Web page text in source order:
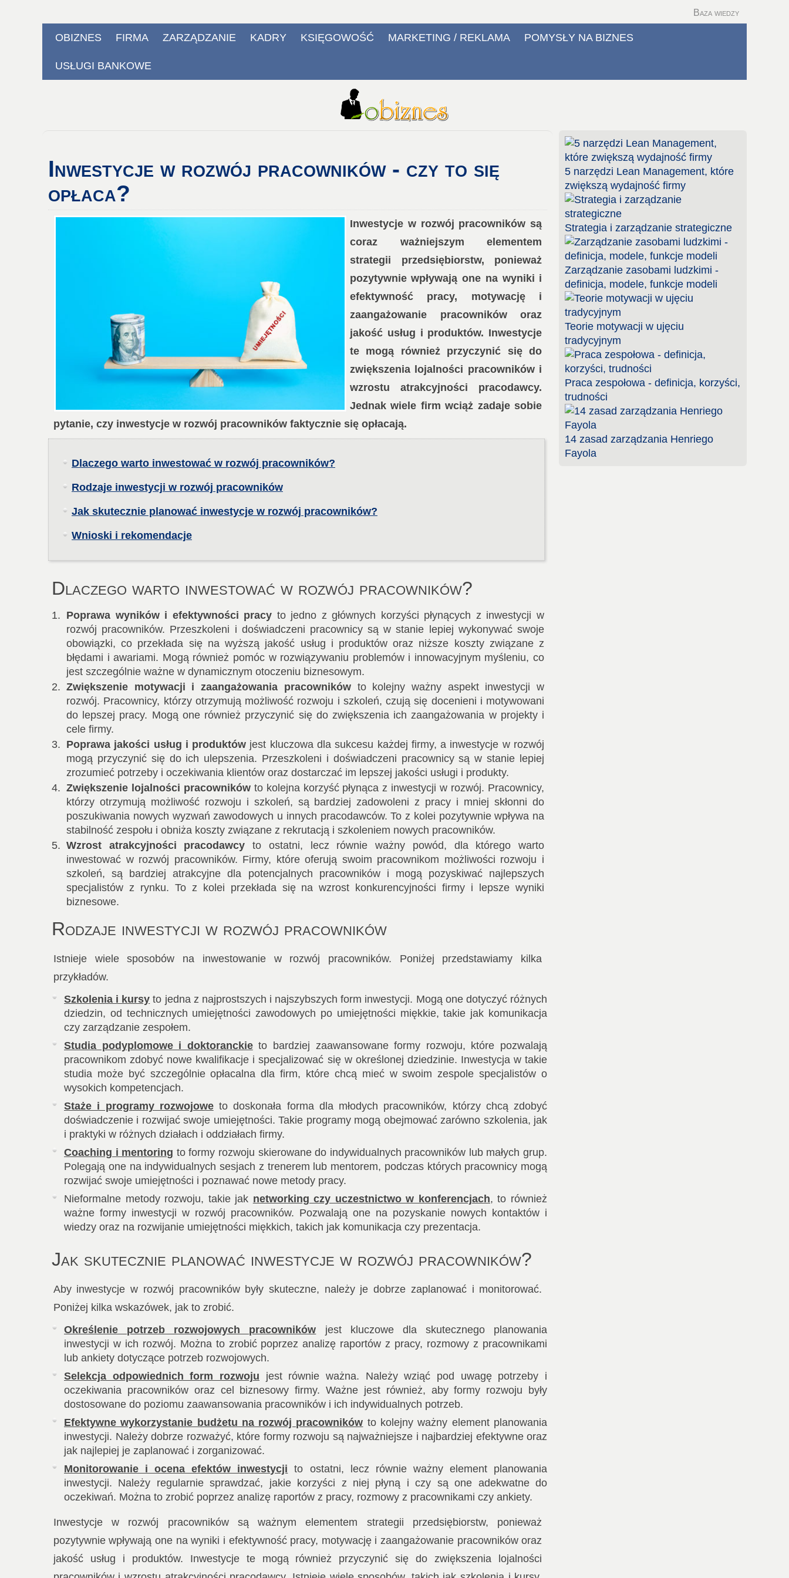
Baza wiedzy
OBIZNES FIRMA ZARZĄDZANIE KADRY KSIĘGOWOŚĆ MARKETING / REKLAMA POMYSŁY NA BIZNES
USŁUGI BANKOWE
Inwestycje w rozwój pracowników - czy to się
opłaca?
Inwestycje w rozwój pracowników są
coraz ważniejszym elementem
strategii przedsiębiorstw, ponieważ
pozytywnie wpływają one na wyniki i
efektywność pracy, motywację i
zaangażowanie pracowników oraz
jakość usług i produktów. Inwestycje
te mogą również przyczynić się do
zwiększenia lojalności pracowników i
wzrostu atrakcyjności pracodawcy.
Jednak wiele firm wciąż zadaje sobie
pytanie, czy inwestycje w rozwój pracowników faktycznie się opłacają.
Dlaczego warto inwestować w rozwój pracowników?
Rodzaje inwestycji w rozwój pracowników
Jak skutecznie planować inwestycje w rozwój pracowników?
Wnioski i rekomendacje
Dlaczego warto inwestować w rozwój pracowników?
Poprawa wyników i efektywności pracy to jedno z głównych korzyści płynących z inwestycji w
rozwój pracowników. Przeszkoleni i doświadczeni pracownicy są w stanie lepiej wykonywać swoje
obowiązki, co przekłada się na wyższą jakość usług i produktów oraz niższe koszty związane z
błędami i awariami. Mogą również pomóc w rozwiązywaniu problemów i innowacyjnym myśleniu, co
jest szczególnie ważne w dynamicznym otoczeniu biznesowym.
Zwiększenie motywacji i zaangażowania pracownikówto kolejny ważny aspekt inwestycji w
rozwój. Pracownicy, którzy otrzymują możliwość rozwoju i szkoleń, czują się docenieni i motywowani
do lepszej pracy. Mogą one również przyczynić się do zwiększenia ich zaangażowania w projekty i
cele firmy.
Poprawa jakości usług i produktów jest kluczowa dla sukcesu każdej firmy, a inwestycje w rozwój
mogą przyczynić się do ich ulepszenia. Przeszkoleni i doświadczeni pracownicy są w stanie lepiej
zrozumieć potrzeby i oczekiwania klientów oraz dostarczać im lepszej jakości usługi i produkty.
Zwiększenie lojalności pracownikówto kolejna korzyść płynąca z inwestycji w rozwój. Pracownicy,
którzy otrzymują możliwość rozwoju i szkoleń, są bardziej zadowoleni z pracy i mniej skłonni do
poszukiwania nowych wyzwań zawodowych u innych pracodawców. To z kolei pozytywnie wpływa na
stabilność zespołu i obniża koszty związane z rekrutacją i szkoleniem nowych pracowników.
Wzrost atrakcyjności pracodawcy to ostatni, lecz równie ważny powód, dla którego warto
inwestować w rozwój pracowników. Firmy, które oferują swoim pracownikom możliwości rozwoju i
szkoleń, są bardziej atrakcyjne dla potencjalnych pracowników i mogą pozyskiwać najlepszych
specjalistów z rynku. To z kolei przekłada się na wzrost konkurencyjności firmy i lepsze wyniki
biznesowe.
Rodzaje inwestycji w rozwój pracowników
Istnieje wiele sposobów na inwestowanie w rozwój pracowników. Poniżej przedstawiamy kilka
przykładów.
Szkolenia i kursy to jedna z najprostszych i najszybszych form inwestycji. Mogą one dotyczyć różnych
dziedzin, od technicznych umiejętności zawodowych po umiejętności miękkie, takie jak komunikacja
czy zarządzanie zespołem.
Studia podyplomowe i doktoranckieto bardziej zaawansowane formy rozwoju, które pozwalają
pracownikom zdobyć nowe kwalifikacje i specjalizować się w określonej dziedzinie. Inwestycja w takie
studia może być szczególnie opłacalna dla firm, które chcą mieć w swoim zespole specjalistów o
wysokich kompetencjach.
Staże i programy rozwojoweto doskonała forma dla młodych pracowników, którzy chcą zdobyć
doświadczenie i rozwijać swoje umiejętności. Takie programy mogą obejmować zarówno szkolenia, jak
i praktyki w różnych działach i oddziałach firmy.
Coaching i mentoring to formy rozwoju skierowane do indywidualnych pracowników lub małych grup.
Polegają one na indywidualnych sesjach z trenerem lub mentorem, podczas których pracownicy mogą
rozwijać swoje umiejętności i poznawać nowe metody pracy.
Nieformalne metody rozwoju, takie jak networking czy uczestnictwo w konferencjach, to również
ważne formy inwestycji w rozwój pracowników. Pozwalają one na pozyskanie nowych kontaktów i
wiedzy oraz na rozwijanie umiejętności miękkich, takich jak komunikacja czy prezentacja.
Jak skutecznie planować inwestycje w rozwój pracowników?
Aby inwestycje w rozwój pracowników były skuteczne, należy je dobrze zaplanować i monitorować.
Poniżej kilka wskazówek, jak to zrobić.
Określenie potrzeb rozwojowych pracowników jest kluczowe dla skutecznego planowania
inwestycji w ich rozwój. Można to zrobić poprzez analizę raportów z pracy, rozmowy z pracownikami
lub ankiety dotyczące potrzeb rozwojowych.
Selekcja odpowiednich form rozwoju jest równie ważna. Należy wziąć pod uwagę potrzeby i
oczekiwania pracowników oraz cel biznesowy firmy. Ważne jest również, aby formy rozwoju były
dostosowane do poziomu zaawansowania pracowników i ich indywidualnych potrzeb.
Efektywne wykorzystanie budżetu na rozwój pracowników to kolejny ważny element planowania
inwestycji. Należy dobrze rozważyć, które formy rozwoju są najważniejsze i najbardziej efektywne oraz
jak najlepiej je zaplanować i zorganizować.
Monitorowanie i ocena efektów inwestycji to ostatni, lecz równie ważny element planowania
inwestycji. Należy regularnie sprawdzać, jakie korzyści z niej płyną i czy są one adekwatne do
oczekiwań. Można to zrobić poprzez analizę raportów z pracy, rozmowy z pracownikami czy ankiety.
Inwestycje w rozwój pracowników są ważnym elementem strategii przedsiębiorstw, ponieważ
pozytywnie wpływają one na wyniki i efektywność pracy, motywację i zaangażowanie pracowników oraz
jakość usług i produktów. Inwestycje te mogą również przyczynić się do zwiększenia lojalności
5 narzędzi Lean Management, które
zwiększą wydajność firmy
Strategia i zarządzanie strategiczne
Zarządzanie zasobami ludzkimi -
definicja, modele, funkcje modeli
Teorie motywacji w ujęciu
tradycyjnym
Praca zespołowa - definicja, korzyści,
trudności
14 zasad zarządzania Henriego
Fayola